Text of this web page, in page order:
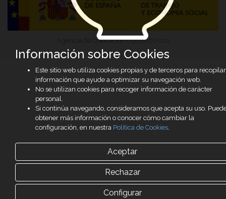
Agencia de Colocación 0500000010
Información sobre Cookies
Este sitio web utiliza cookies propias y de terceros para recopilar
información que ayude a optimizar su navegación web.
No se utilizan cookies para recoger información de carácter
personal.
Si continúa navegando, consideramos que acepta su uso.
obtener más información o conocer cómo cambiar la
configuración, en nuestra Política de Cookies.
Aceptar
Rechazar
Configurar